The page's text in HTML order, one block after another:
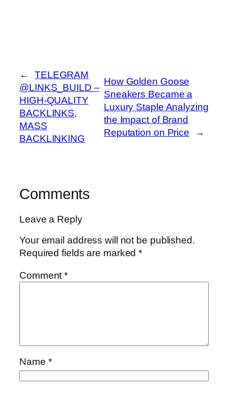
←
TELEGRAM
@LINKS_BUILD –
HIGH-QUALITY
BACKLINKS,
MASS
BACKLINKING
How Golden Goose
Sneakers Became a
Luxury Staple Analyzing
the Impact of Brand
Reputation on Price
→
Comments
Leave a Reply
Your email address will not be published.
Required fields are marked*
Comment*
Name *